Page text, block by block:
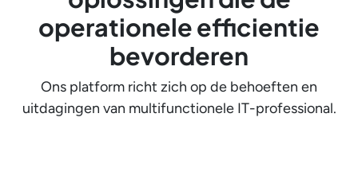
operationele efficientie
bevorderen
Ons platform richt zich op de behoeften en
uitdagingen van multifunctionele IT-professional.